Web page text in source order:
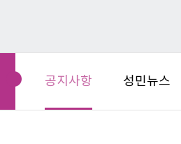
공지사항 성민뉴스